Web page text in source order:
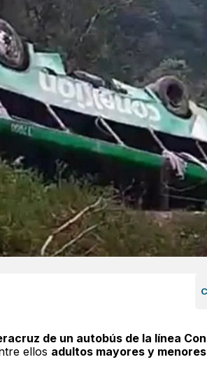
de un autobús de la línea
ellos adultos mayores y